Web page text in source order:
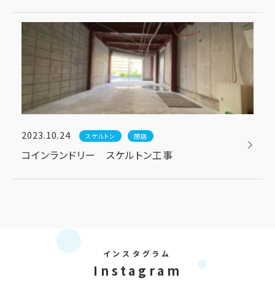
2023.10.24 スケルトン 閉店
コインランドリー スケルトン工事
インスタグラム
Instagram